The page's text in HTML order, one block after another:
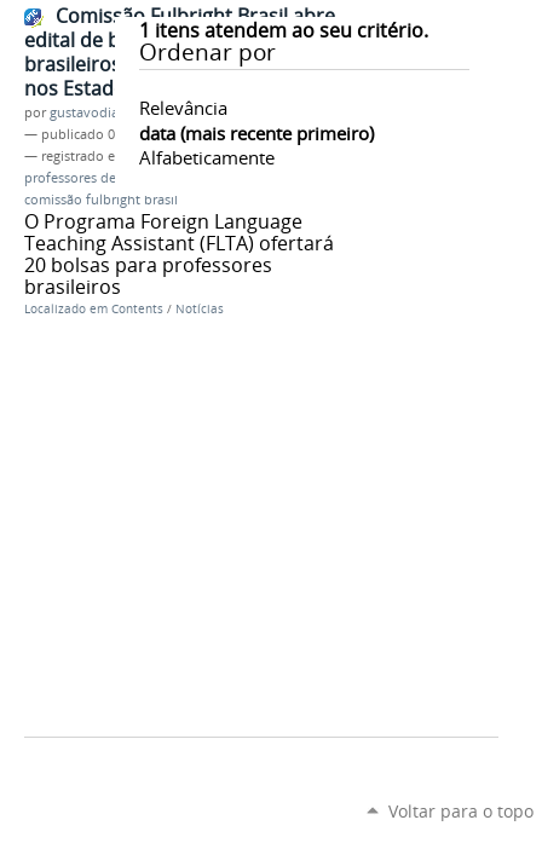
1 itens atendem ao seu critério.
Ordenar por
Relevância
data (mais recente primeiro)
Alfabeticamente
Comissão Fulbright Brasil abre
edital de bolsas para professores
brasileiros ensinarem português
nos Estados Unidos
porgustavodias
— publicado 03/08/2018
— registrado em:
EFOPLI,bolsa de estudos
professores de inglês
comissão fulbright brasil
O Programa Foreign Language
Teaching Assistant (FLTA) ofertará
20 bolsas para professores
brasileiros
Localizado em Contents / Notícias
Voltar para o topo